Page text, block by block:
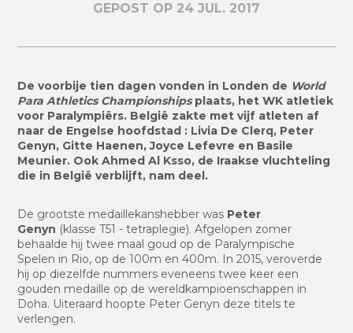
GEPOST OP 24 JUL. 2017
De voorbije tien dagen vonden in Londen de World
Para Athletics Championshipsplaats, het WK atletiek
voor Paralympiërs. België zakte met vijf atleten af
naar de Engelse hoofdstad : Livia De Clerq, Peter
Genyn, Gitte Haenen, Joyce Lefevre en Basile
Meunier. Ook Ahmed Al Ksso, de Iraakse vluchteling
die in België verblijft, nam deel.
De grootste medaillekanshebber was Peter
Genyn (klasse T51 - tetraplegie). Afgelopen zomer
behaalde hij twee maal goud op de Paralympische
Spelen in Rio, op de 100m en 400m. In 2015, veroverde
hij op diezelfde nummers eveneens twee keer een
gouden medaille op de wereldkampioenschappen in
Doha. Uiteraard hoopte Peter Genyn deze titels te
verlengen.